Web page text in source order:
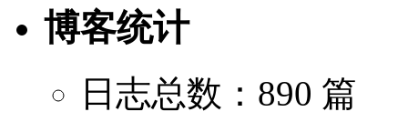
博客统计
日志总数：890 篇